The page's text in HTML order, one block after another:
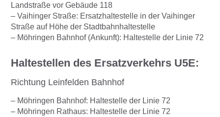
Landstraße vor Gebäude 118
– Vaihinger Straße: Ersatzhaltestelle in der Vaihinger
Straße auf Höhe der Stadtbahnhaltestelle
– Möhringen Bahnhof (Ankunft): Haltestelle der Linie 72
Haltestellen des Ersatzverkehrs U5E:
Richtung Leinfelden Bahnhof
– Möhringen Bahnhof: Haltestelle der Linie 72
– Möhringen Rathaus: Haltestelle der Linie 72